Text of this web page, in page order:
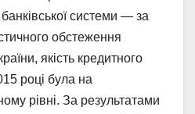
системи — за
обстеження
якість кредитного
році була на
рівні. За результатами